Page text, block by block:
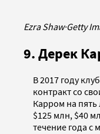
Ezra Shaw·Getty
9. Дерек
В 2017 году
контракт со
Карром на
$125 млн, $40
течение года с